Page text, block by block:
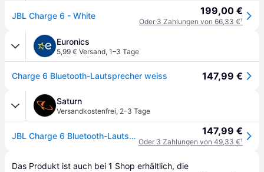
JBL Charge 6 - White 199,00 €
Oder 3 Zahlungen von 66,33 €¹
Euronics
5,99 € Versand, 1–3 Tage
Charge 6 Bluetooth-Lautsprecher weiss 147,99 €
Saturn
Versandkostenfrei, 2–3 Tage
JBL Charge 6 Bluetooth-Lautsprecher, Weiß, Wasserfest 147,99 €
Oder 3 Zahlungen von 49,33 €¹
Das Produkt ist auch bei 1 Shop erhältlich, die